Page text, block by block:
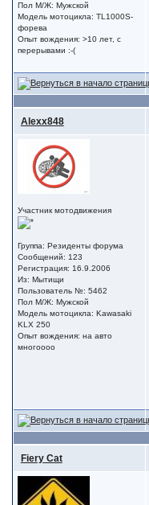
Пол М/Ж: Мужской
Модель мотоцикла: TL1000S-
форева
Опыт вождения: >10 лет, с
перерывами :-(
Alexx848
Участник мотодвижения
Группа: Резиденты форума
Сообщений: 123
Регистрация: 16.9.2006
Из: Мытищи
Пользователь №: 5462
Пол М/Ж: Мужской
Модель мотоцикла: Kawasaki
KLX 250
Опыт вождения: на авто
многоооо
Fiery Cat